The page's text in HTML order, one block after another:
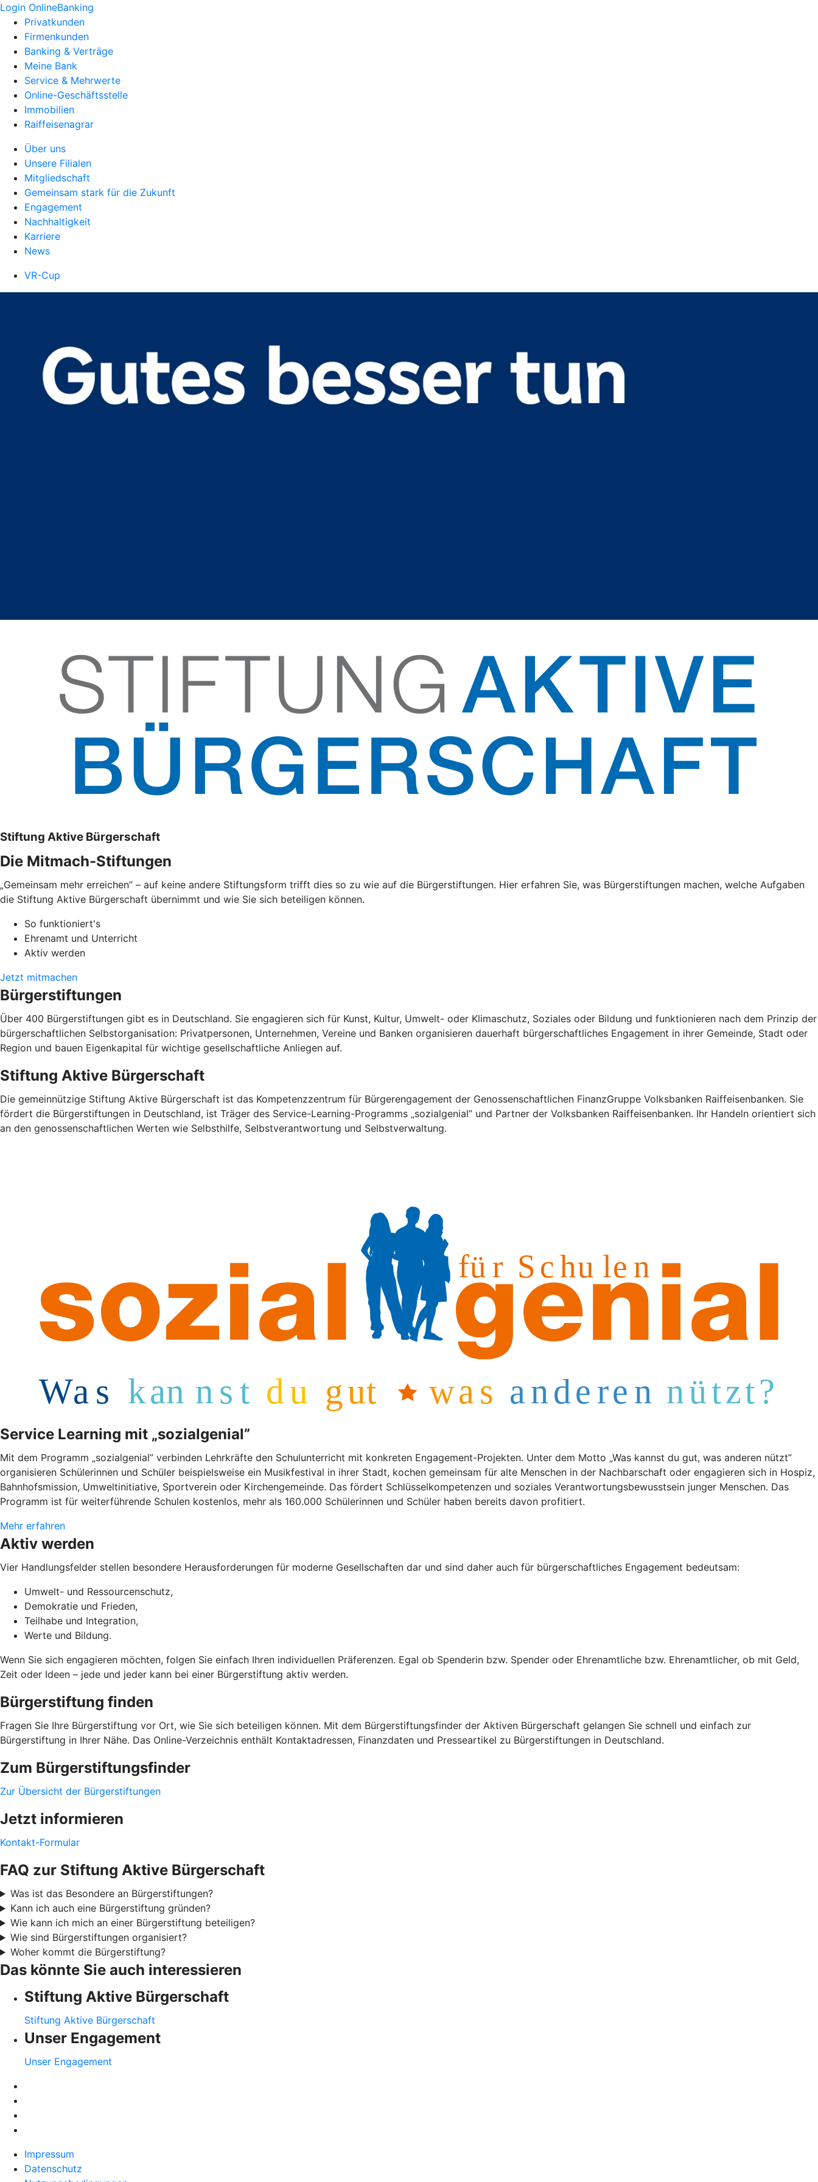
Login OnlineBanking
Privatkunden
Firmenkunden
Banking & Verträge
Meine Bank
Service & Mehrwerte
Online-Geschäftsstelle
Immobilien
Raiffeisenagrar
Über uns
Unsere Filialen
Mitgliedschaft
Gemeinsam stark für die Zukunft
Engagement
Nachhaltigkeit
Karriere
News
VR-Cup
Stiftung Aktive Bürgerschaft
Die Mitmach-Stiftungen
„Gemeinsam mehr erreichen” – auf keine andere Stiftungsform trifft dies so zu wie auf die Bürgerstiftungen. Hier erfahren Sie, was Bürgerstiftungen machen, welche Aufgaben
die Stiftung Aktive Bürgerschaft übernimmt und wie Sie sich beteiligen können.
So funktioniert's
Ehrenamt und Unterricht
Aktiv werden
Jetzt mitmachen
Bürgerstiftungen
Über 400 Bürgerstiftungen gibt es in Deutschland. Sie engagieren sich für Kunst, Kultur, Umwelt- oder Klimaschutz, Soziales oder Bildung und funktionieren nach dem Prinzip der
bürgerschaftlichen Selbstorganisation: Privatpersonen, Unternehmen, Vereine und Banken organisieren dauerhaft bürgerschaftliches Engagement in ihrer Gemeinde, Stadt oder
Region und bauen Eigenkapital für wichtige gesellschaftliche Anliegen auf.
Stiftung Aktive Bürgerschaft
Die gemeinnützige Stiftung Aktive Bürgerschaft ist das Kompetenzzentrum für Bürgerengagement der Genossenschaftlichen FinanzGruppe Volksbanken Raiffeisenbanken. Sie
fördert die Bürgerstiftungen in Deutschland, ist Träger des Service-Learning-Programms „sozialgenial” und Partner der Volksbanken Raiffeisenbanken. Ihr Handeln orientiert sich
an den genossenschaftlichen Werten wie Selbsthilfe, Selbstverantwortung und Selbstverwaltung.
Service Learning mit „sozialgenial”
Mit dem Programm „sozialgenial” verbinden Lehrkräfte den Schulunterricht mit konkreten Engagement-Projekten. Unter dem Motto „Was kannst du gut, was anderen nützt”
organisieren Schülerinnen und Schüler beispielsweise ein Musikfestival in ihrer Stadt, kochen gemeinsam für alte Menschen in der Nachbarschaft oder engagieren sich in Hospiz,
Bahnhofsmission, Umweltinitiative, Sportverein oder Kirchengemeinde. Das fördert Schlüsselkompetenzen und soziales Verantwortungsbewusstsein junger Menschen. Das
Programm ist für weiterführende Schulen kostenlos, mehr als 160.000 Schülerinnen und Schüler haben bereits davon profitiert.
Mehr erfahren
Aktiv werden
Vier Handlungsfelder stellen besondere Herausforderungen für moderne Gesellschaften dar und sind daher auch für bürgerschaftliches Engagement bedeutsam:
Umwelt- und Ressourcenschutz,
Demokratie und Frieden,
Teilhabe und Integration,
Werte und Bildung.
Wenn Sie sich engagieren möchten, folgen Sie einfach Ihren individuellen Präferenzen. Egal ob Spenderin bzw. Spender oder Ehrenamtliche bzw. Ehrenamtlicher, ob mit Geld,
Zeit oder Ideen – jede und jeder kann bei einer Bürgerstiftung aktiv werden.
Bürgerstiftung finden
Fragen Sie Ihre Bürgerstiftung vor Ort, wie Sie sich beteiligen können. Mit dem Bürgerstiftungsfinder der Aktiven Bürgerschaft gelangen Sie schnell und einfach zur
Bürgerstiftung in Ihrer Nähe. Das Online-Verzeichnis enthält Kontaktadressen, Finanzdaten und Presseartikel zu Bürgerstiftungen in Deutschland.
Zum Bürgerstiftungsfinder
Zur Übersicht der Bürgerstiftungen
Jetzt informieren
Kontakt-Formular
FAQ zur Stiftung Aktive Bürgerschaft
Was ist das Besondere an Bürgerstiftungen?
Kann ich auch eine Bürgerstiftung gründen?
Wie kann ich mich an einer Bürgerstiftung beteiligen?
Wie sind Bürgerstiftungen organisiert?
Woher kommt die Bürgerstiftung?
Das könnte Sie auch interessieren
Stiftung Aktive Bürgerschaft
Stiftung Aktive Bürgerschaft
Unser Engagement
Unser Engagement
Impressum
Datenschutz